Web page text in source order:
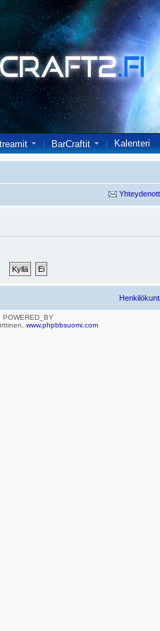
BarCraftit Kalenteri
POWERED_BY
www.phpbbsuomi.com